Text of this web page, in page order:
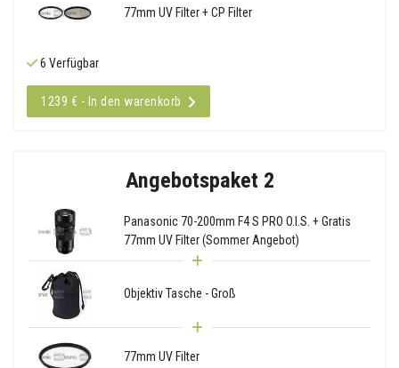
77mm UV Filter + CP Filter
6 Verfügbar
1239 € - In den warenkorb
Angebotspaket 2
Panasonic 70-200mm F4 S PRO O.I.S. + Gratis
77mm UV Filter (Sommer Angebot)
Objektiv Tasche - Groß
77mm UV Filter